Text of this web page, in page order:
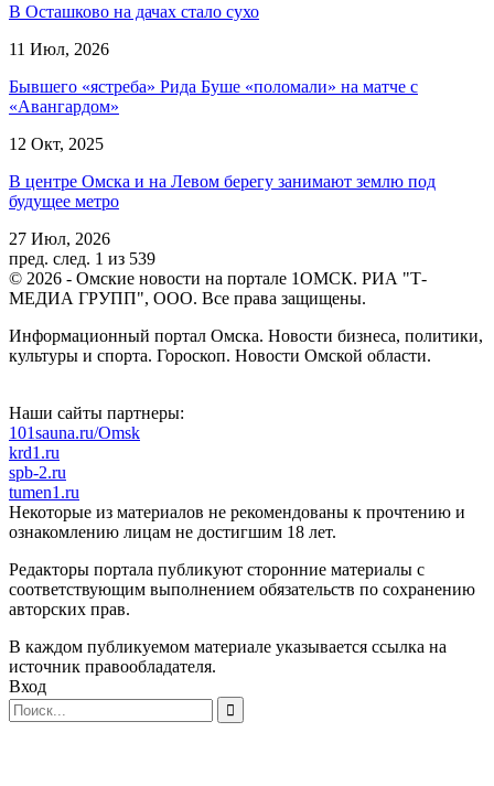
В Осташково на дачах стало сухо
11 Июл, 2026
Бывшего «ястреба» Рида Буше «поломали» на матче с
«Авангардом»
12 Окт, 2025
В центре Омска и на Левом берегу занимают землю под
будущее метро
27 Июл, 2026
пред. след. 1 из 539
© 2026 - Омские новости на портале 1ОМСК. РИА "Т-
МЕДИА ГРУПП", ООО. Все права защищены.
Информационный портал Омска. Новости бизнеса, политики,
культуры и спорта. Гороскоп. Новости Омской области.
Наши сайты партнеры:
101sauna.ru/Omsk
krd1.ru
spb-2.ru
tumen1.ru
Некоторые из материалов не рекомендованы к прочтению и
ознакомлению лицам не достигшим 18 лет.
Редакторы портала публикуют сторонние материалы с
соответствующим выполнением обязательств по сохранению
авторских прав.
В каждом публикуемом материале указывается ссылка на
источник правообладателя.
Вход